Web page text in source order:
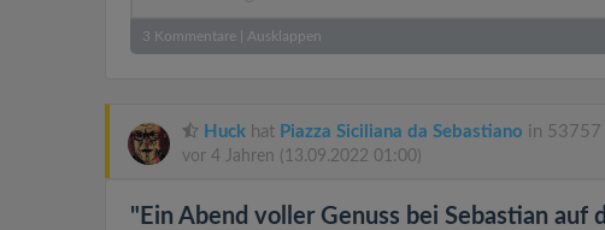
3 Kommentare Ausklappen
Huck hat Piazza Siciliana da Sebastiano in 53757
vor 4 Jahren (13.09.2022 01:00)
"Ein Abend voller Genuss bei Sebastian auf